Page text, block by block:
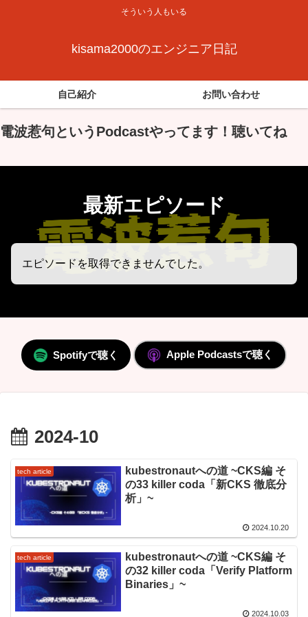
そういう人もいる
kisama2000のエンジニア日記
自己紹介 お問い合わせ
電波惹句というPodcastやってます！聴いてね
最新エピソード
エピソードを取得できませんでした。
Spotifyで聴く Apple Podcastsで聴く
2024-10
tech article
kubestronautへの道 ~CKS編 そ
の33 killer coda「新CKS 徹底分
析」~
2024.10.20
tech article
kubestronautへの道 ~CKS編 そ
の32 killer coda「Verify Platform
Binaries」~
2024.10.03